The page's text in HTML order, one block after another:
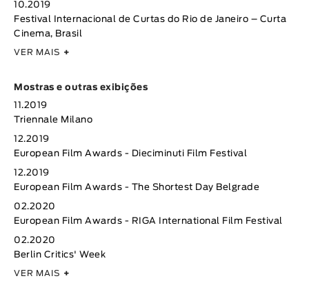
10.2019
Festival Internacional de Curtas do Rio de Janeiro – Curta
Cinema, Brasil
VER MAIS +
Mostras e outras exibições
11.2019
Triennale Milano
12.2019
European Film Awards - Dieciminuti Film Festival
12.2019
European Film Awards - The Shortest Day Belgrade
02.2020
European Film Awards - RIGA International Film Festival
02.2020
Berlin Critics' Week
VER MAIS +